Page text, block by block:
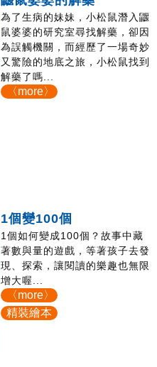
為了生病的妹妹，小松鼠潛入鼴
鼠婆婆的研究室尋找解藥，卻因
為誤觸機關，而經歷了一場奇妙
又驚險的地底之旅，小松鼠找到
解藥了嗎...
〈more〉
1個變100個
1個如何變成100個？故事中藏
著數與量的遊戲，等著孩子去發
現、探索，讓閱讀的樂趣也無限
增大喔...
〈more〉
精裝繪本